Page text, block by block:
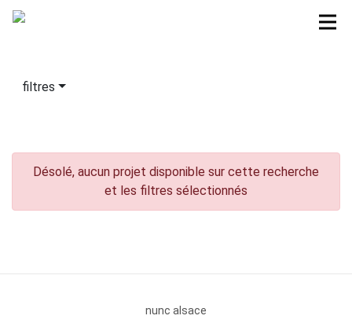
filtres
Désolé, aucun projet disponible sur cette recherche
et les filtres sélectionnés
nunc alsace